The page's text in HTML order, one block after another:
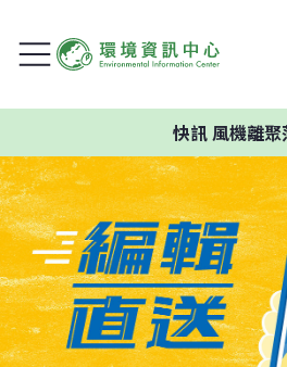
快訊風機離聚